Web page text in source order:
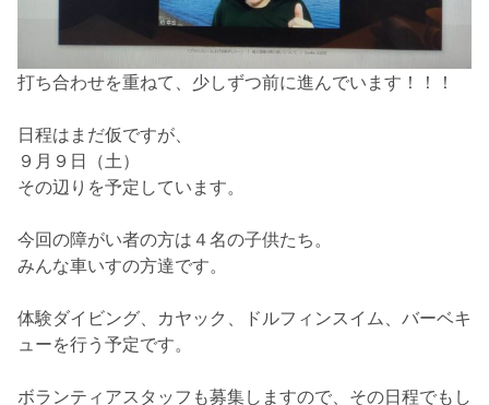
打ち合わせを重ねて、少しずつ前に進んでいます！！！
日程はまだ仮ですが、
９月９日（土）
その辺りを予定しています。
今回の障がい者の方は４名の子供たち。
みんな車いすの方達です。
体験ダイビング、カヤック、ドルフィンスイム、バーベキ
ューを行う予定です。
ボランティアスタッフも募集しますので、その日程でもし